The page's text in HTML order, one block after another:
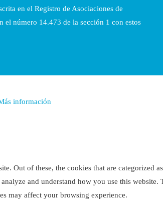
en el Registro de Asociaciones de
el número 14.473 de la sección 1 con estos
información
Out of these, the cookies that are categorized
and understand how you use this
may affect your browsing experience.